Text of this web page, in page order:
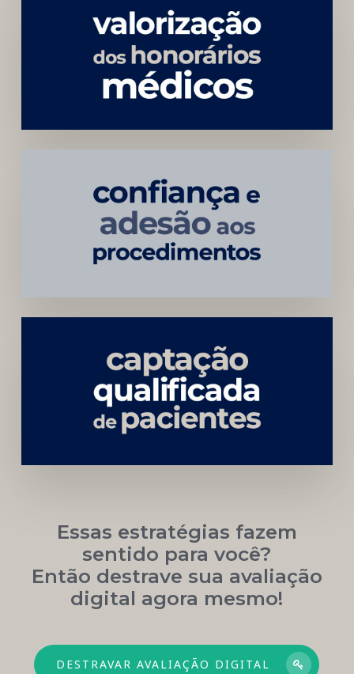
Menor
Dependência
de
Convênios
Construção
Sustentável
da
Marca
Carreira
Médica
Mais
Próspera
Essas estratégias fazem
sentido para você?
Então destrave sua avaliação
digital agora mesmo!
DESTRAVAR AVALIAÇÃO DIGITAL